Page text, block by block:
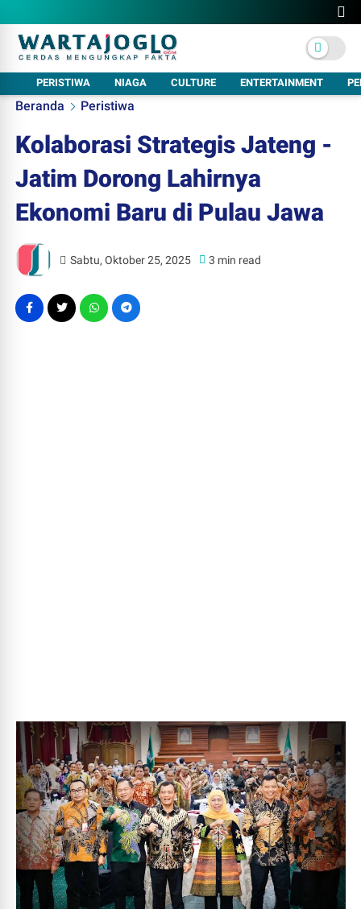
PERISTIWA NIAGA CULTURE ENTERTAINMENT
Beranda Peristiwa
Kolaborasi Strategis Jateng -
Jatim Dorong Lahirnya
Ekonomi Baru di Pulau Jawa
Sabtu, Oktober 25, 2025 3 min read